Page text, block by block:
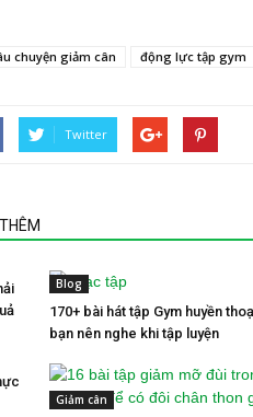
chuyện giảm cân động lực tập gym
Twitter
Blog
170+ bài hát tập Gym huyền
bạn nên nghe khi tập luyện
Giảm cân